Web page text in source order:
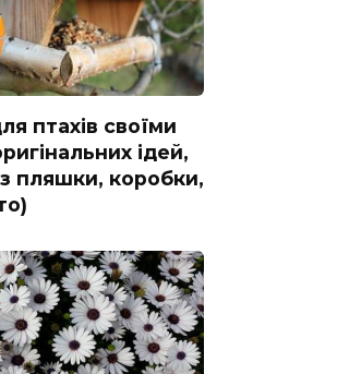
птахів своїми
ідей,
пляшки, коробки,